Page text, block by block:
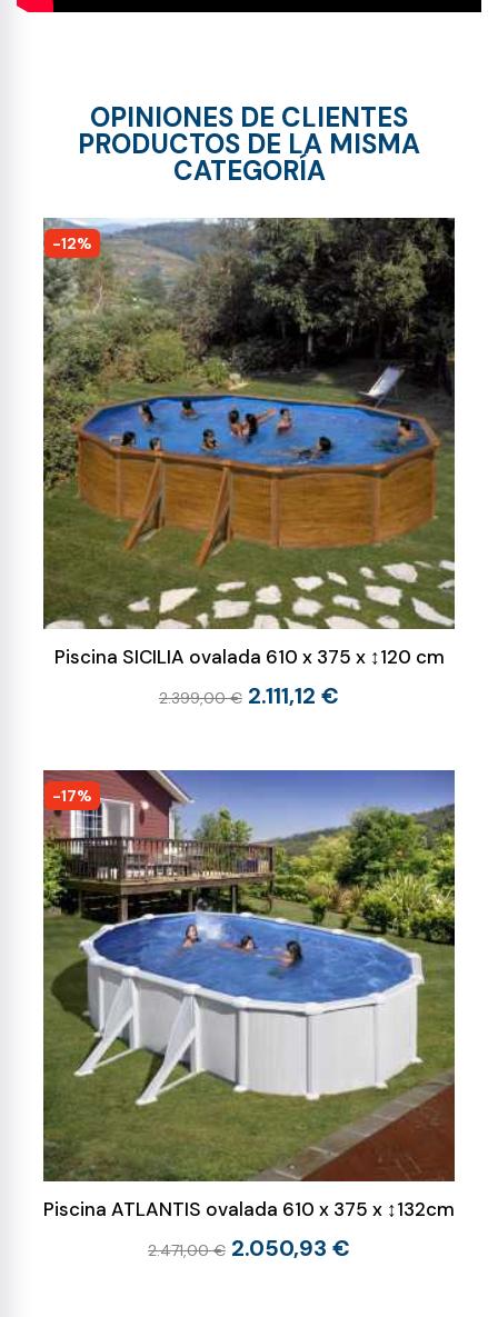
OPINIONES DE CLIENTES
PRODUCTOS DE LA MISMA
CATEGORÍA
-12%
Piscina SICILIA ovalada 610 x 375 x ↕120 cm
2.399,00 € 2.111,12 €
-17%
Piscina ATLANTIS ovalada 610 x 375 x ↕132cm
2.471,00 € 2.050,93 €